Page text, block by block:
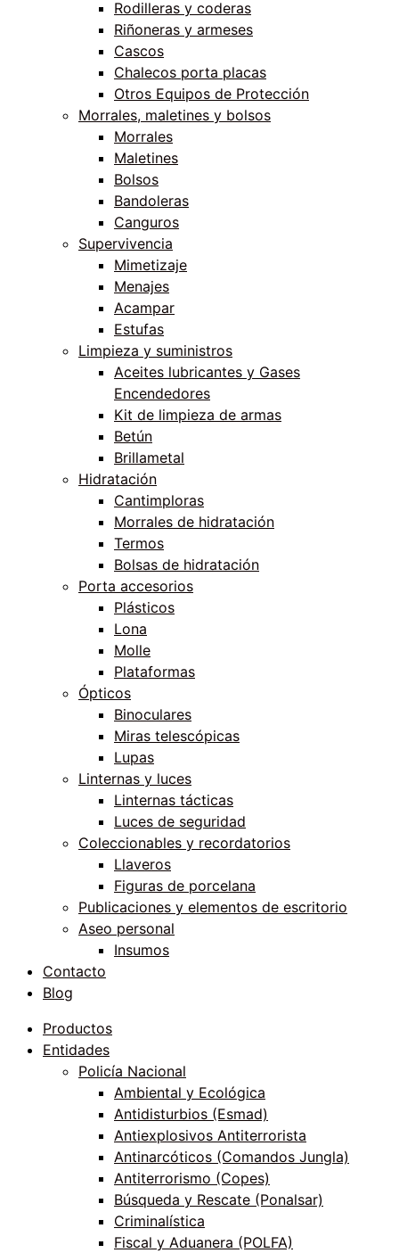
Rodilleras y coderas
Riñoneras y armeses
Cascos
Chalecos porta placas
Otros Equipos de Protección
Morrales, maletines y bolsos
Morrales
Maletines
Bolsos
Bandoleras
Canguros
Supervivencia
Mimetizaje
Menajes
Acampar
Estufas
Limpieza y suministros
Aceites lubricantes y Gases
Encendedores
Kit de limpieza de armas
Betún
Brillametal
Hidratación
Cantimploras
Morrales de hidratación
Termos
Bolsas de hidratación
Porta accesorios
Plásticos
Lona
Molle
Plataformas
Ópticos
Binoculares
Miras telescópicas
Lupas
Linternas y luces
Linternas tácticas
Luces de seguridad
Coleccionables y recordatorios
Llaveros
Figuras de porcelana
Publicaciones y elementos de escritorio
Aseo personal
Insumos
Contacto
Blog
Productos
Entidades
Policía Nacional
Ambiental y Ecológica
Antidisturbios (Esmad)
Antiexplosivos Antiterrorista
Antinarcóticos (Comandos Jungla)
Antiterrorismo (Copes)
Búsqueda y Rescate (Ponalsar)
Criminalística
Fiscal y Aduanera (POLFA)